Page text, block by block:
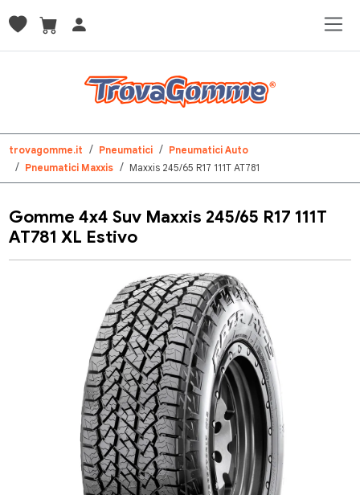
trovagomme.it Pneumatici
Pneumatici Auto
Pneumatici Maxxis
Maxxis 245/65 R17 111T AT781
Gomme 4x4 Suv Maxxis 245/65 R17 111T
AT781 XL Estivo